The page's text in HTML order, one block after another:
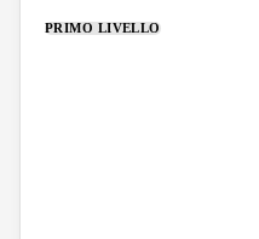
PRIMO LIVELLO